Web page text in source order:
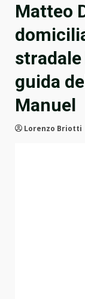
Matteo
guida
Manuel
Lorenzo Briotti